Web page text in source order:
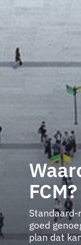
FCM?
goed
plan dat